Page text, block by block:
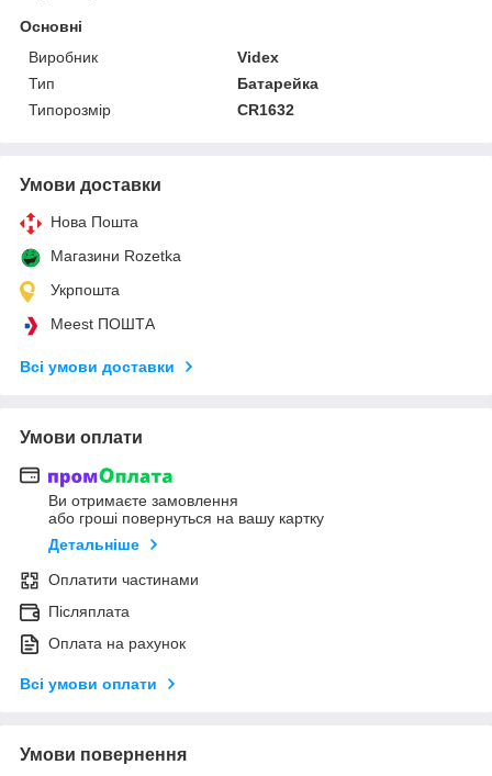
Основні
Виробник
Videx
Тип
Батарейка
Типорозмір
CR1632
Умови доставки
Нова Пошта
Магазини Rozetka
Укрпошта
Meest ПОШТА
Всі умови доставки
Умови оплати
Ви отримаєте замовлення
або гроші повернуться на вашу картку
Детальніше
Оплатити частинами
Післяплата
Оплата на рахунок
Всі умови оплати
Умови повернення